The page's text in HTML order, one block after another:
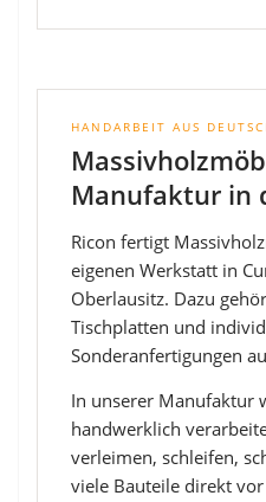
HANDARBEIT AUS
Manufaktur in
Ricon fertigt
eigenen Werkstatt in
Oberlausitz. Dazu
Tischplatten und
Sonderanfertigungen
In unserer Manufaktur
handwerklich
verleimen, schleifen,
viele Bauteile direkt